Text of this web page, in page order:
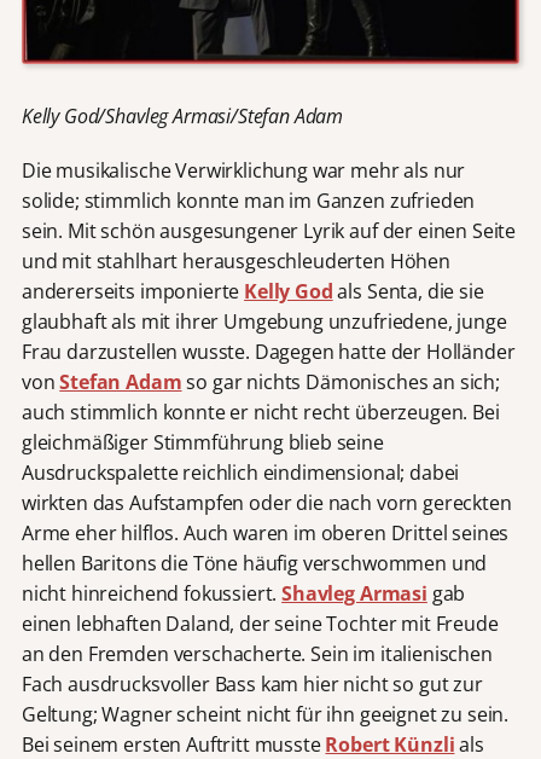
Kelly God/Shavleg Armasi/Stefan Adam
Die musikalische Verwirklichung war mehr als nur
solide; stimmlich konnte man im Ganzen zufrieden
sein. Mit schön ausgesungener Lyrik auf der einen Seite
und mit stahlhart herausgeschleuderten Höhen
andererseits imponierte Kelly Godals Senta, die sie
glaubhaft als mit ihrer Umgebung unzufriedene, junge
Frau darzustellen wusste. Dagegen hatte der Holländer
vonStefan Adamso gar nichts Dämonisches an sich;
auch stimmlich konnte er nicht recht überzeugen. Bei
gleichmäßiger Stimmführung blieb seine
Ausdruckspalette reichlich eindimensional; dabei
wirkten das Aufstampfen oder die nach vorn gereckten
Arme eher hilflos. Auch waren im oberen Drittel seines
hellen Baritons die Töne häufig verschwommen und
nicht hinreichend fokussiert.Shavleg Armasi gab
einen lebhaften Daland, der seine Tochter mit Freude
an den Fremden verschacherte. Sein im italienischen
Fach ausdrucksvoller Bass kam hier nicht so gut zur
Geltung; Wagner scheint nicht für ihn geeignet zu sein.
Bei seinem ersten Auftritt mussteRobert Künzlials